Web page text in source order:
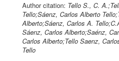
Author citation: Tello S., C.
Tello;Sáenz, Carlos Alberto
Alberto;Sáenz, Carlos A.
Sáenz, Carlos Alberto;Saénz,
Carlos Alberto;Tello Saenz,
Tello